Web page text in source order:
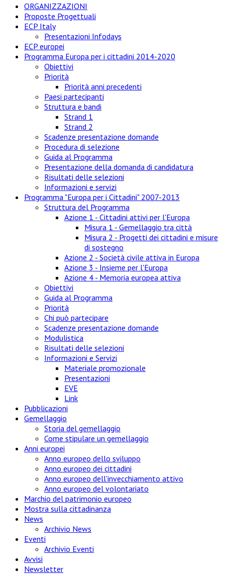
ORGANIZZAZIONI
Proposte Progettuali
ECP Italy
Presentazioni Infodays
ECP europei
Programma Europa per i cittadini 2014-2020
Obiettivi
Priorità
Priorità anni precedenti
Paesi partecipanti
Struttura e bandi
Strand 1
Strand 2
Scadenze presentazione domande
Procedura di selezione
Guida al Programma
Presentazione della domanda di candidatura
Risultati delle selezioni
Informazioni e servizi
Programma "Europa per i Cittadini" 2007-2013
Struttura del Programma
Azione 1 - Cittadini attivi per l'Europa
Misura 1 - Gemellaggio tra città
Misura 2 - Progetti dei cittadini e misure
di sostegno
Azione 2 - Società civile attiva in Europa
Azione 3 - Insieme per l'Europa
Azione 4 - Memoria europea attiva
Obiettivi
Guida al Programma
Priorità
Chi può partecipare
Scadenze presentazione domande
Modulistica
Risultati delle selezioni
Informazioni e Servizi
Materiale promozionale
Presentazioni
EVE
Link
Pubblicazioni
Gemellaggio
Storia del gemellaggio
Come stipulare un gemellaggio
Anni europei
Anno europeo dello sviluppo
Anno europeo dei cittadini
Anno europeo dell'invecchiamento attivo
Anno europeo del volontariato
Marchio del patrimonio europeo
Mostra sulla cittadinanza
News
Archivio News
Eventi
Archivio Eventi
Avvisi
Newsletter